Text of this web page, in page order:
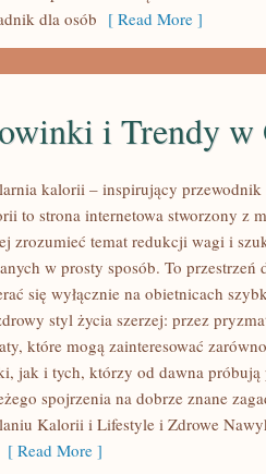
dla osób [ Read More ]
i Trendy w
kalorii – inspirujący
to strona internetowa stworzony z
zrozumieć temat redukcji wagi i
w prosty sposób. To
się wyłącznie na obietnicach
styl życia szerzej: przez
które mogą zainteresować
jak i tych, którzy od dawna
spojrzenia na dobrze znane
Kalorii i Lifestyle i Zdrowe
[ Read More ]